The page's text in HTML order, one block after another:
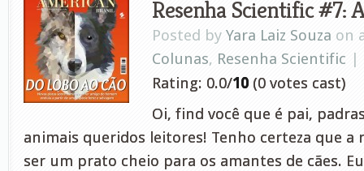
Resenha Scientific #7:
Posted by Yara Laiz Souza on
Colunas, Resenha Scientific |
Rating: 0.0/10 (0 votes cast)
Oi, find você que é pai,
animais queridos leitores! Tenho certeza que a
ser um prato cheio para os amantes de cães.